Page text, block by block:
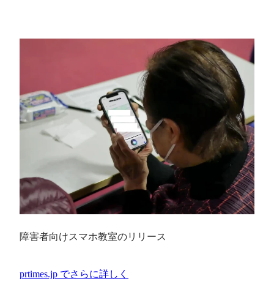
障害者向けスマホ教室のリリース
prtimes.jp でさらに詳しく